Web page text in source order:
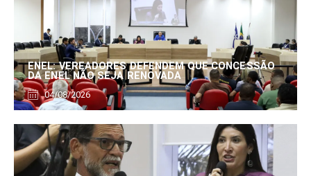
ENEL: VEREADORES DEFENDEM QUE CONCESSÃO
DA ENEL NÃO SEJA RENOVADA
04/08/2026